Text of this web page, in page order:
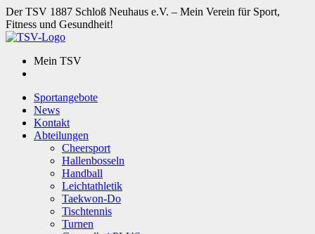
Der TSV 1887 Schloß Neuhaus e.V. – Mein Verein für Sport,
Fitness und Gesundheit!
Mein TSV
Sportangebote
News
Kontakt
Abteilungen
Cheersport
Hallenbosseln
Handball
Leichtathletik
Taekwon-Do
Tischtennis
Turnen